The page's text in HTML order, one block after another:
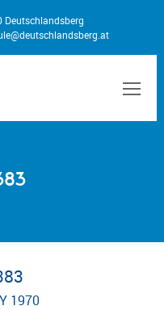
Deutschlandsberg
1970